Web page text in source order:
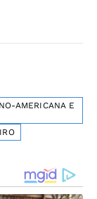
AMERICANA E